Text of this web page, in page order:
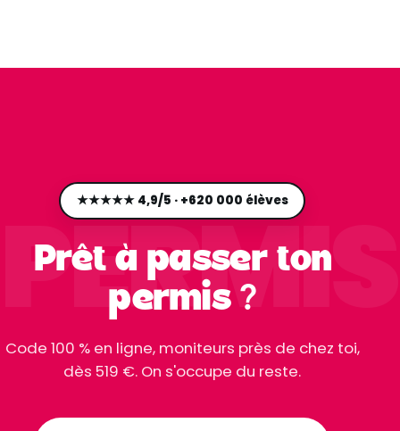
PERMIS
★★★★★ 4,9/5 · +620 000 élèves
Prêt à passer ton
permis ?
Code 100 % en ligne, moniteurs près de chez toi,
dès 519 €. On s'occupe du reste.